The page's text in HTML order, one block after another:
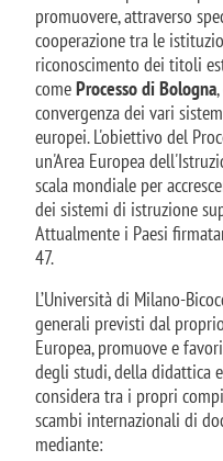
promuovere, attraverso
cooperazione tra le
riconoscimento dei titoli
comeProcesso di Bologna
convergenza dei vari
europei. L'obiettivo del
un'Area Europea
scala mondiale per
dei sistemi di istruzione
Attualmente i Paesi
47.
L’Università di Milano-
generali previsti dal
Europea, promuove e
degli studi, della didattica
considera tra i propri
scambi internazionali di
mediante: